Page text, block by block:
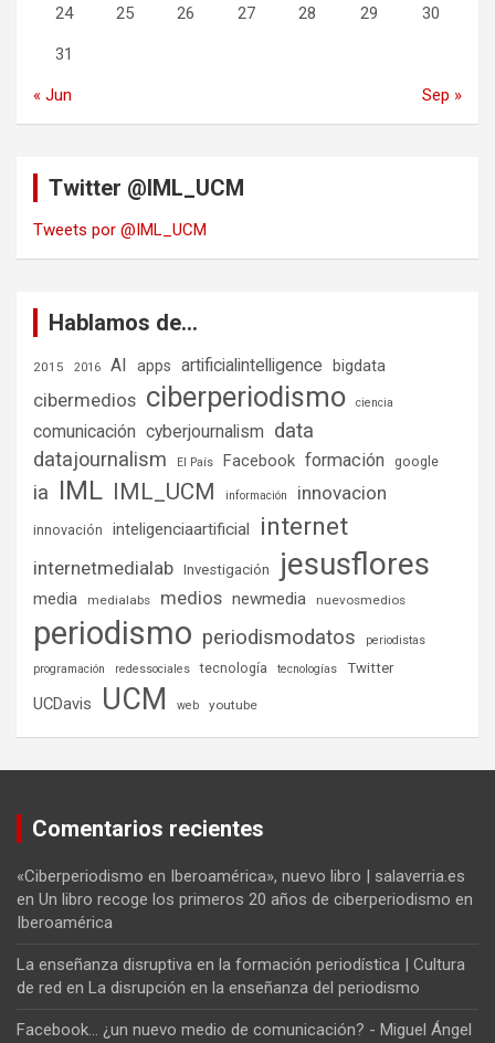
24 25 26 27 28 29 30
31
« Jun Sep »
Twitter @IML_UCM
Tweets por @IML_UCM
Hablamos de…
2015 2016 AI apps artificialintelligence bigdata
cibermedios ciberperiodismo ciencia
comunicación cyberjournalism data
datajournalism El País Facebook formación google
ia IML IML_UCM información innovacion
innovación inteligenciaartificial internet
internetmedialab Investigación jesusflores
media medialabs medios newmedia nuevosmedios
periodismo periodismodatos
periodistas
programación
redessociales tecnología tecnologías Twitter
UCDavis UCM web youtube
Comentarios recientes
«Ciberperiodismo en Iberoamérica», nuevo libro | salaverria.es
en Un libro recoge los primeros 20 años de ciberperiodismo en
Iberoamérica
La enseñanza disruptiva en la formación periodística | Cultura
de red en La disrupción en la enseñanza del periodismo
Facebook... ¿un nuevo medio de comunicación? - Miguel Ángel